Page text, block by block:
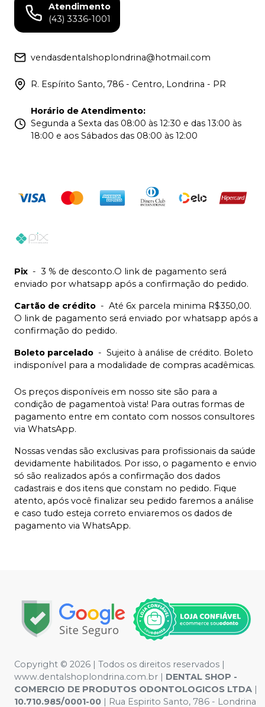
Atendimento
(43) 3336-1001
vendasdentalshoplondrina@hotmail.com
R. Espírito Santo, 786 - Centro, Londrina - PR
Horário de Atendimento:
Segunda a Sexta das 08:00 às 12:30 e das 13:00 às
18:00 e aos Sábados das 08:00 às 12:00
Pix - 3 % de desconto.O link de pagamento será
enviado por whatsapp após a confirmação do pedido.
Cartão de crédito - Até 6x parcela minima R$350,00.
O link de pagamento será enviado por whatsapp após a
confirmação do pedido.
Boleto parcelado - Sujeito à análise de crédito. Boleto
indisponível para a modalidade de compras acadêmicas.
Os preços disponíveis em nosso site são para a
condição de pagamentoà vista! Para outras formas de
pagamento entre em contato com nossos consultores
via WhatsApp.
Nossas vendas são exclusivas para profissionais da saúde
devidamente habilitados. Por isso, o pagamento e envio
só são realizados após a confirmação dos dados
cadastrais e dos itens que constam no pedido. Fique
atento, após você finalizar seu pedido faremos a análise
e caso tudo esteja correto enviaremos os dados de
pagamento via WhatsApp.
Copyright © 2026 | Todos os direitos reservados |
www.dentalshoplondrina.com.br | DENTAL SHOP -
COMERCIO DE PRODUTOS ODONTOLOGICOS LTDA |
10.710.985/0001-00 | Rua Espirito Santo, 786 - Londrina